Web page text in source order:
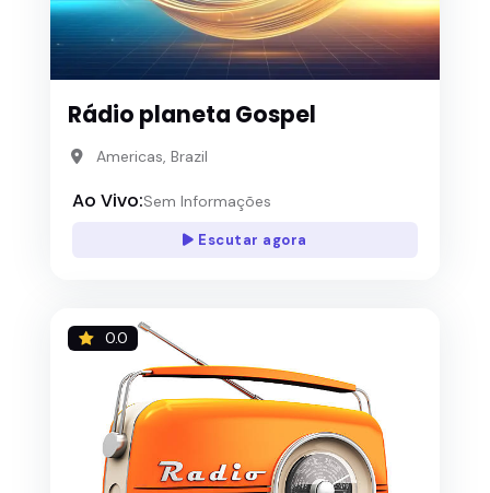
Rádio planeta Gospel
Americas, Brazil
Ao Vivo:Sem Informações
Escutar agora
0.0